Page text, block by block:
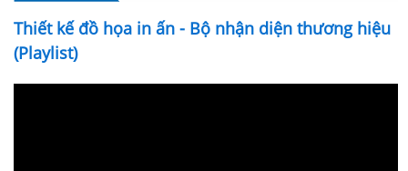
Thiết kế đồ họa in ấn - Bộ nhận diện thương hiệu
(Playlist)